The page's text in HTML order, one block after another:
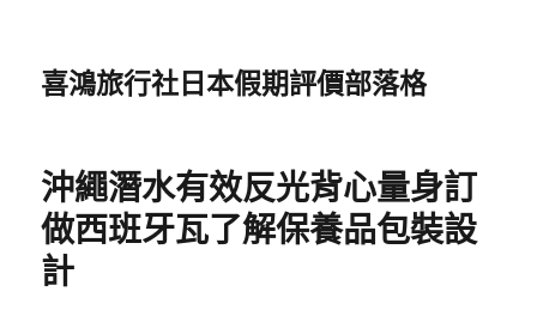
喜鴻旅行社日本假期評價部落格
沖繩潛水有效反光背心量身訂
做西班牙瓦了解保養品包裝設
計